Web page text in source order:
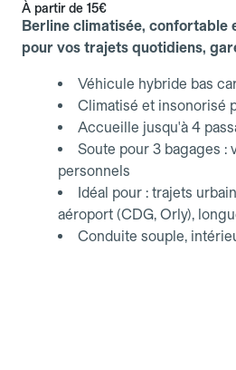
À partir de 15€
Berline climatisée, confortable
pour vos trajets quotidiens,
Véhicule hybride bas
Climatisé et insonorisé
Accueille jusqu'à 4
Soute pour 3 bagages :
personnels
Idéal pour : trajets
aéroport (CDG, Orly),
Conduite souple,